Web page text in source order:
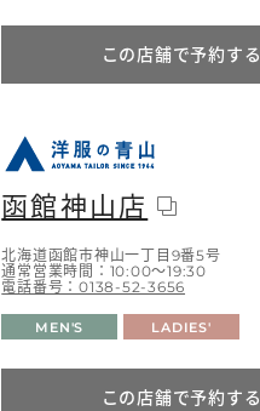
この店舗で予約する
函館神山店
北海道函館市神山一丁目9番5号
通常営業時間：10:00～19:30
電話番号：0138-52-3656
MEN'S LADIES'
この店舗で予約する